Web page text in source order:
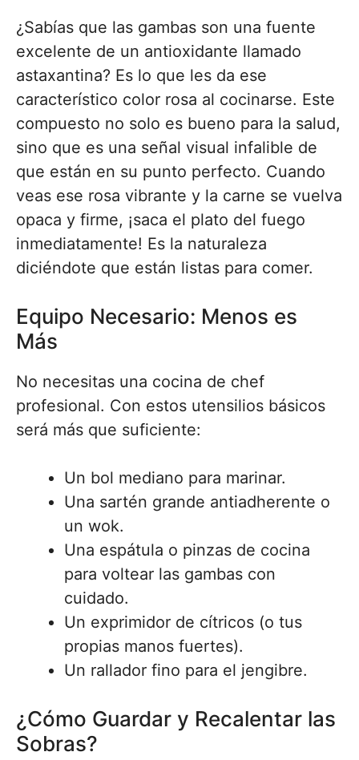
¿Sabías que las gambas son una fuente
excelente de un antioxidante llamado
astaxantina? Es lo que les da ese
característico color rosa al cocinarse. Este
compuesto no solo es bueno para la salud,
sino que es una señal visual infalible de
que están en su punto perfecto. Cuando
veas ese rosa vibrante y la carne se vuelva
opaca y firme, ¡saca el plato del fuego
inmediatamente! Es la naturaleza
diciéndote que están listas para comer.
Equipo Necesario: Menos es
Más
No necesitas una cocina de chef
profesional. Con estos utensilios básicos
será más que suficiente:
Un bol mediano para marinar.
Una sartén grande antiadherente o
un wok.
Una espátula o pinzas de cocina
para voltear las gambas con
cuidado.
Un exprimidor de cítricos (o tus
propias manos fuertes).
Un rallador fino para el jengibre.
¿Cómo Guardar y Recalentar las
Sobras?